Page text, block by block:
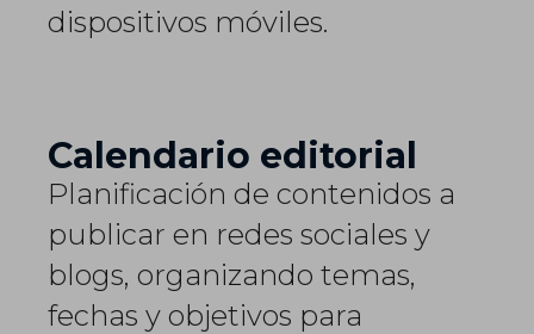
dispositivos móviles.
Calendario editorial
Planificación de contenidos a
publicar en redes sociales y
blogs, organizando temas,
fechas y objetivos para